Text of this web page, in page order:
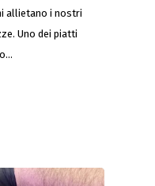
allietano i nostri
Uno dei piatti